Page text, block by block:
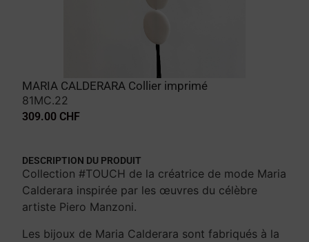
MARIA CALDERARA Collier imprimé
81MC.22
309.00 CHF
DESCRIPTION DU PRODUIT
Collection #TOUCH de la créatrice de mode Maria
Calderara inspirée par les œuvres du célèbre
artiste Piero Manzoni.
Les bijoux de Maria Calderara sont fabriqués à la